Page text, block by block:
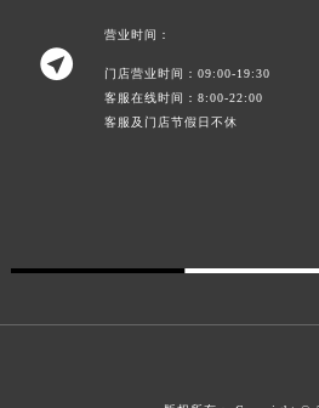

营业时间：
门店营业时间：09:00-19:30
客服在线时间：8:00-22:00
客服及门店节假日不休